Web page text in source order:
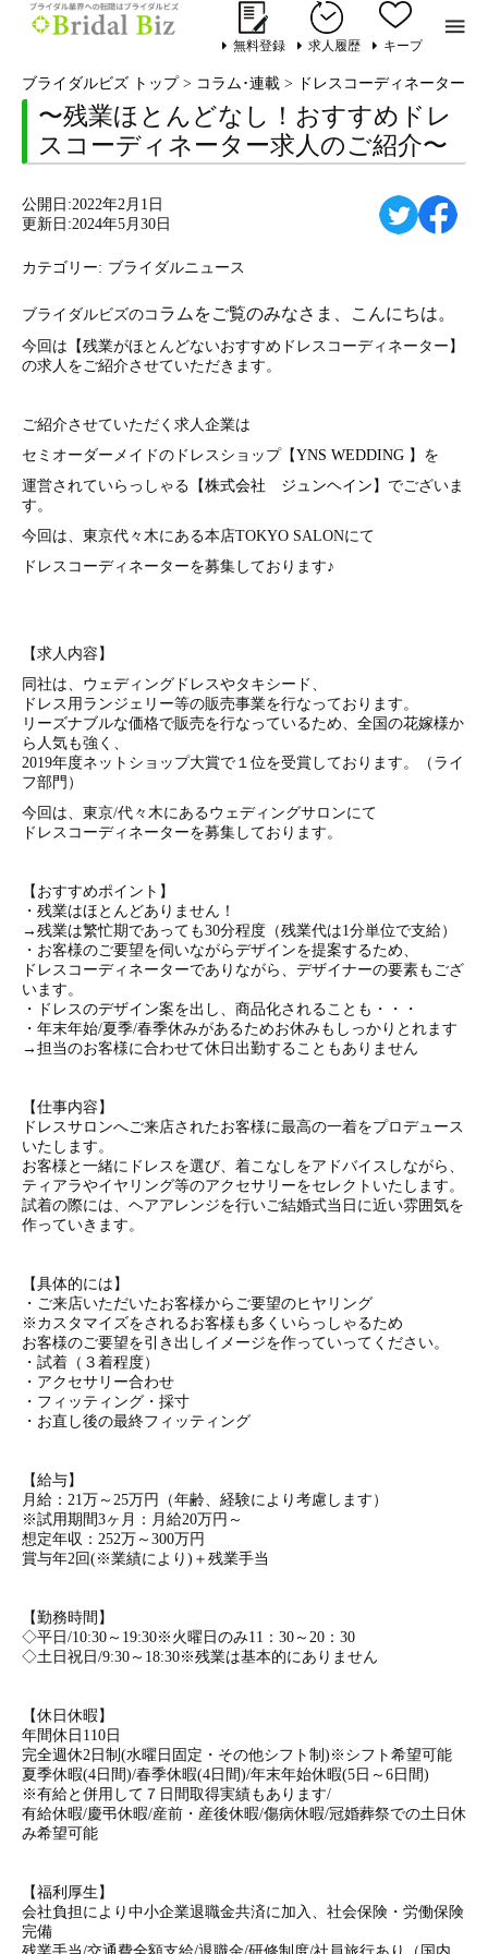

無料登録 求人履歴 キープ
ブライダルビズ トップ> コラム･連載 > ドレスコーディネーター
〜残業ほとんどなし！おすすめドレ
スコーディネーター求人のご紹介〜
公開日:2022年2月1日
更新日:2024年5月30日
カテゴリー: ブライダルニュース
ブライダルビズのコ ラムをご覧のみなさま、こんにちは。
今回は【残業がほとんどないおすすめドレスコーディネーター】
の求人をご紹介させていただきます。
ご紹介させていただく求人企業は
セミオーダーメイドのドレスショップ【YNS WEDDING 】を
運営されていらっしゃる【株式会社 ジュンヘイン 】でございま
す。
今回は、東京代々木にある本店TOKYO SALONにて
ドレスコーディネーターを募集しております♪
【求人内容】
同社は、ウェディングドレスやタキシード、
ドレス用ランジェリー等の販売事業を行なっております。
リーズナブルな価格で販売を行なっているため、全国の花嫁様か
ら人気も強く、
2019年度ネットショップ大賞で１位を受賞しております。（ライ
フ部門）
今回は、東京/代々木にあるウェディングサロンにて
ドレスコーディネーターを募集しております。
【おすすめポイント】
・残業はほとんどありません！
→残業は繁忙期であっても30分程度（残業代は1分単位で支給）
・お客様のご要望を伺いながらデザインを提案するため、
ドレスコーディネーターでありながら、デザイナーの要素もござ
います。
・ドレスのデザイン案を出し、商品化されることも・・・
・年末年始/夏季/春季休みがあるためお休みもしっかりとれます
→担当のお客様に合わせて休日出勤することもありません
【仕事内容】
ドレスサロンへご来店されたお客様に最高の一着をプロデュース
いたします。
お客様と一緒にドレスを選び、着こなしをアドバイスしながら、
ティアラやイヤリング等のアクセサリーをセレクトいたします。
試着の際には、ヘアアレンジを行いご結婚式当日に近い雰囲気を
作っていきます。
【具体的には】
・ご来店いただいたお客様からご要望のヒヤリング
※カスタマイズをされるお客様も多くいらっしゃるため
お客様のご要望を引き出しイメージを作っていってください。
・試着（３着程度）
・アクセサリー合わせ
・フィッティング・採寸
・お直し後の最終フィッティング
【給与】
月給：21万～25万円（年齢、経験により考慮します）
※試用期間3ヶ月：月給20万円～
想定年収：252万～300万円
賞与年2回(※業績により)＋残業手当
【勤務時間】
◇平日/10:30～19:30※火曜日のみ11：30～20：30
◇土日祝日/9:30～18:30※残業は基本的にありません
【休日休暇】
年間休日110日
完全週休2日制(水曜日固定・その他シフト制)※シフト希望可能
夏季休暇(4日間)/春季休暇(4日間)/年末年始休暇(5日～6日間)
※有給と併用して７日間取得実績もあります/
有給休暇/慶弔休暇/産前・産後休暇/傷病休暇/冠婚葬祭での土日休
み希望可能
【福利厚生】
会社負担により中小企業退職金共済に加入、社会保険・労働保険
完備